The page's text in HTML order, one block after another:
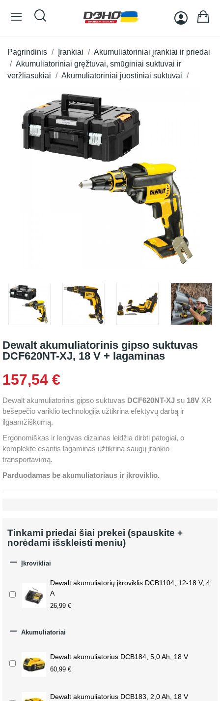
Pagrindinis Įrankiai
Akumuliatoriniai įrankiai ir priedai
Akumuliatoriniai gręžtuvai, smūginiai suktuvai ir
veržliasukiai
Akumuliatoriniai juostiniai suktuvai
Dewalt akumuliatorinis gipso suktuvas
DCF620NT-XJ, 18 V + lagaminas
157,54 €
Dewalt akumuliatorinis gipso suktuvas DCF620NT-XJ su 18V XR
bešepečio variklio technologija užtikrina efektyvų darbą ir
ilgaamžiškumą.
Ergonomiškas ir lengvas dizainas leidžia dirbti patogiai, o
komplekte esantis lagaminas užtikrina saugų įrankio
transportavimą.
Parduodamas be akumuliatoriaus ir įkroviklio.
Tinkami priedai šiai prekei (spauskite +
norėdami išskleisti meniu)
 Įkrovikliai
Dewalt akumuliatorių įkroviklis DCB1104, 12-18 V, 4
A
26,99 €
 Akumuliatoriai
Dewalt akumuliatorius DCB184, 5,0 Ah, 18 V
60,99 €
Dewalt akumuliatorius DCB183, 2,0 Ah, 18 V